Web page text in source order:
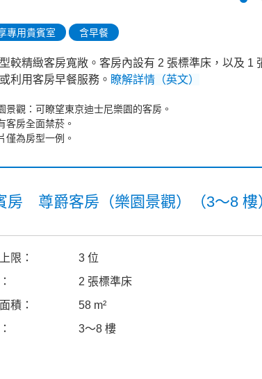
專用貴賓室 含早餐
較精緻客房寬敞。客房內設有 2 張標準床，以及
利用客房早餐服務。 瞭解詳情（英文）
景觀：可瞭望東京迪士尼樂園的客房。
客房全面禁菸。
僅為房型一例。
房 尊爵客房（樂園景觀）（3～8 樓
限：
3 位
2 張標準床
積：
58 m²
3～8 樓